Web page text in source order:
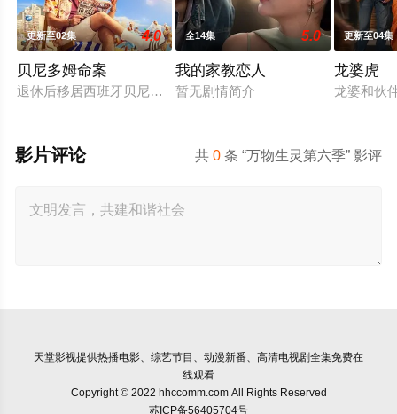
更新至02集 4.0
贝尼多姆命案
退休后移居西班牙贝尼多姆经营酒吧的英国前刑警，原以为能
全14集 5.0
我的家教恋人
暂无剧情简介
更新至04集
龙婆虎
龙婆和伙
共0 条 “万物生灵第六季” 影评
影片评论
天堂影视提供热播电影、综艺节目、动漫新番、高清电视剧全集免费在
线观看
Copyright © 2022 hhccomm.com All Rights Reserved
苏ICP备56405704号